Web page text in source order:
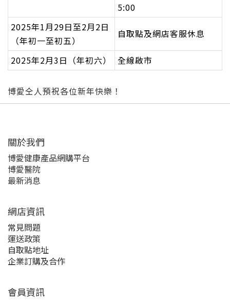
5:00
2025年1月29日至2月2日
（年初一至初五）
自取點及網店客服休息
2025年2月3日（年初六） 全線啟市
博愛仝人預祝各位新年快樂！
關於我們‎
博愛健康產品網購平台
博愛醫院
最新消息
網店資訊
常見問題
運送政策
自取點地址
企業訂購及合作
會員資訊